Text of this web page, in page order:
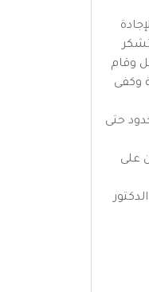
وقام
وكفى
حتى
على